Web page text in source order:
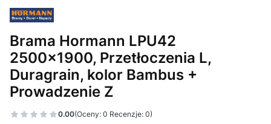
Brama Hormann LPU42
2500x1900, Przetłoczenia L,
Duragrain, kolor Bambus +
Prowadzenie Z
0.00(Oceny: 0 Recenzje: 0)